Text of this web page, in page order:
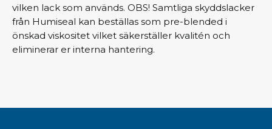
vilken lack som används. OBS! Samtliga skyddslacker
från Humiseal kan beställas som pre-blended i
önskad viskositet vilket säkerställer kvalitén och
eliminerar er interna hantering.